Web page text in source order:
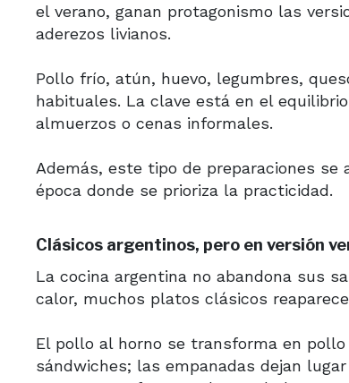
el verano, ganan protagonismo las
aderezos livianos.
Pollo frío, atún, huevo, legumbres,
habituales. La clave está en el
almuerzos o cenas informales.
Además, este tipo de preparaciones
época donde se prioriza la practicidad.
Clásicos argentinos, pero en versión
La cocina argentina no abandona sus
calor, muchos platos clásicos
El pollo al horno se transforma en
sándwiches; las empanadas dejan